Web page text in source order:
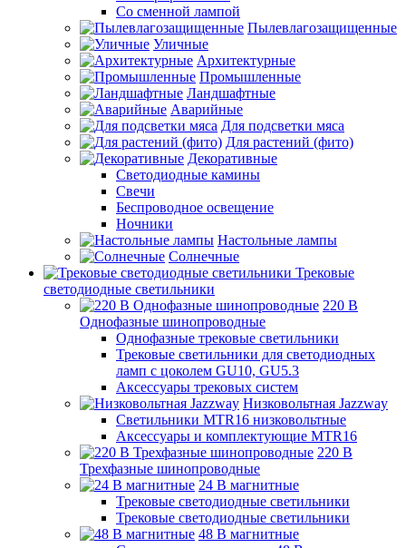
Со сменной лампой
Пылевлагозащищенные
Уличные
Архитектурные
Промышленные
Ландшафтные
Аварийные
Для подсветки мяса
Для растений (фито)
Декоративные
Светодиодные камины
Свечи
Беспроводное освещение
Ночники
Настольные лампы
Солнечные
Трековые
светодиодные светильники
220 B
Однофазные шинопроводные
Однофазные трековые светильники
Трековые светильники для светодиодных
ламп с цоколем GU10, GU5.3
Аксессуары трековых систем
Низковольтная Jazzway
Светильники MTR16 низковольтные
Аксессуары и комплектующие MTR16
220 B
Трехфазные шинопроводные
24 B магнитные
Трековые светодиодные светильники
Трековые светодиодные светильники
48 B магнитные